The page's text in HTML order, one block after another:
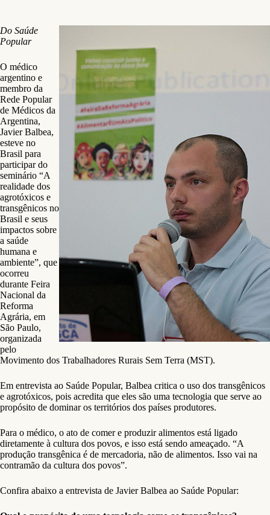
Do Saúde
Popular
O médico
argentino e
membro da
Rede Popular
de Médicos da
Argentina,
Javier Balbea,
esteve no
Brasil para
participar do
seminário “A
realidade dos
agrotóxicos e
transgênicos no
Brasil e seus
impactos sobre
a saúde
humana e
ambiente”, que
ocorreu
durante Feira
Nacional da
Reforma
Agrária, em
São Paulo,
organizada
pelo
Movimento dos Trabalhadores Rurais Sem Terra (MST).
Em entrevista ao Saúde Popular, Balbea critica o uso dos transgênicos
e agrotóxicos, pois acredita que eles são uma tecnologia que serve ao
propósito de dominar os territórios dos países produtores.
Para o médico, o ato de comer e produzir alimentos está ligado
diretamente à cultura dos povos, e isso está sendo ameaçado. “A
produção transgênica é de mercadoria, não de alimentos. Isso vai na
contramão da cultura dos povos”.
Confira abaixo a entrevista de Javier Balbea ao Saúde Popular: